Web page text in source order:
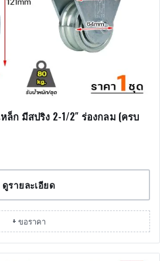
ล็ก มีสปริง 2-1/2″ ร่องกลม (ครบ
ดูรายละเอียด
+ ขอราคา